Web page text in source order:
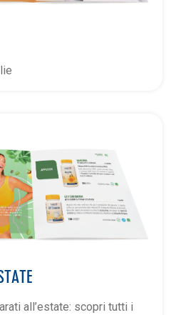
all’estate: scopri tutti i